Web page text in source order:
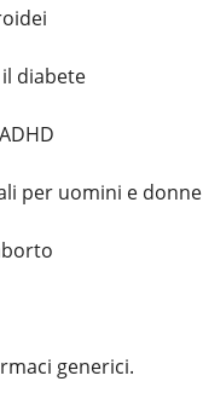
diabete
per uomini e donne
generici.